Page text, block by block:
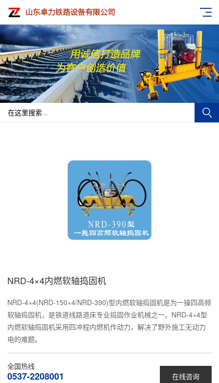
NRD-4×4内燃软轴捣固机
NRD-4×4(NRD-150×4/NRD-390)型内燃软轴捣固机是为一操四高频
软轴捣固机，是铁道线路道床专业捣固作业机械之一。NRD-4×4型
内燃软轴捣固机采用四冲程内燃机作动力，解决了野外施工无动力
电的难题。
在线咨询
全国热线
0537-2208001